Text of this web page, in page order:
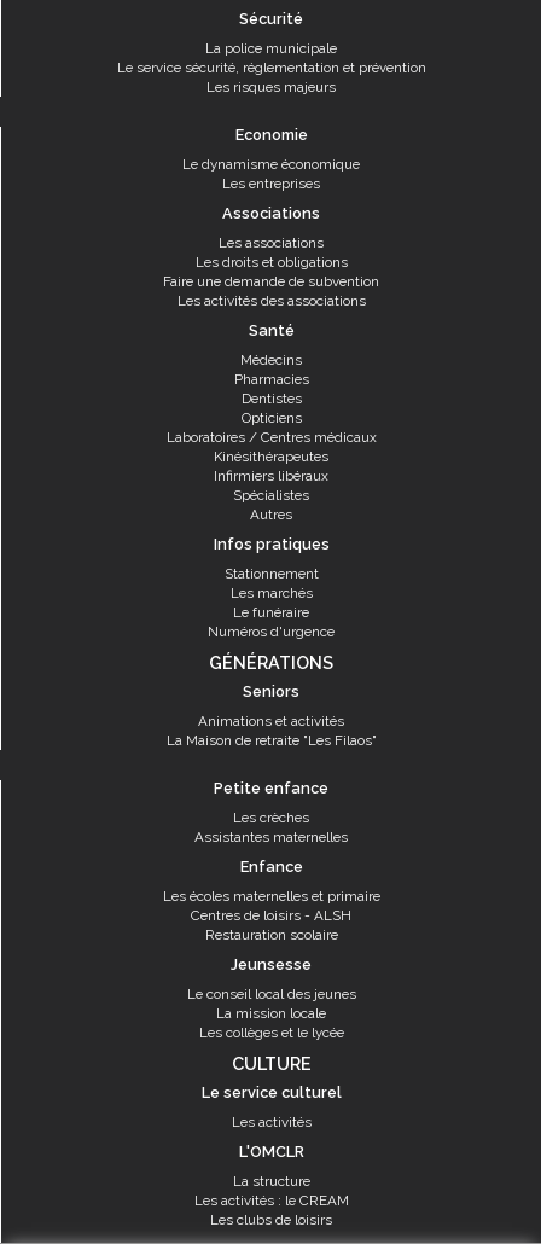
Sécurité
La police municipale
Le service sécurité, réglementation et prévention
Les risques majeurs
Economie
Le dynamisme économique
Les entreprises
Associations
Les associations
Les droits et obligations
Faire une demande de subvention
Les activités des associations
Santé
Médecins
Pharmacies
Dentistes
Opticiens
Laboratoires / Centres médicaux
Kinésithérapeutes
Infirmiers libéraux
Spécialistes
Autres
Infos pratiques
Stationnement
Les marchés
Le funéraire
Numéros d'urgence
GÉNÉRATIONS
Seniors
Animations et activités
La Maison de retraite "Les Filaos"
Petite enfance
Les crèches
Assistantes maternelles
Enfance
Les écoles maternelles et primaire
Centres de loisirs - ALSH
Restauration scolaire
Jeunsesse
Le conseil local des jeunes
La mission locale
Les collèges et le lycée
CULTURE
Le service culturel
Les activités
L'OMCLR
La structure
Les activités : le CREAM
Les clubs de loisirs